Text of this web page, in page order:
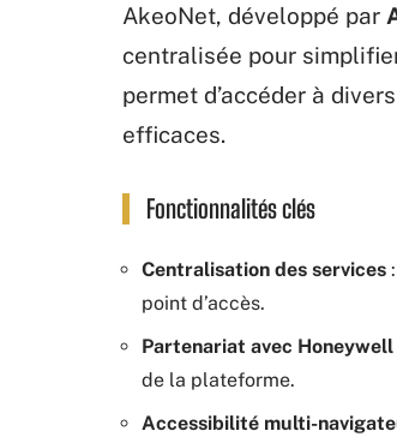
AkeoNet, développé par
centralisée pour
permet d’accéder à
efficaces.
Fonctionnalités clés
Centralisation des services
point d’accès.
Partenariat avec
de la plateforme.
Accessibilité multi-